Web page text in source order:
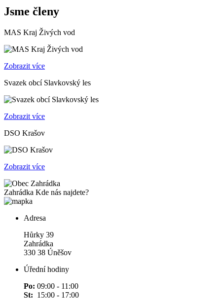
Jsme členy
MAS Kraj Živých vod
Zobrazit více
Svazek obcí Slavkovský les
Zobrazit více
DSO Krašov
Zobrazit více
Zahrádka Kde nás najdete?
Adresa
Hůrky 39
Zahrádka
330 38 Úněšov
Úřední hodiny
Po: 09:00 - 11:00
St: 15:00 - 17:00